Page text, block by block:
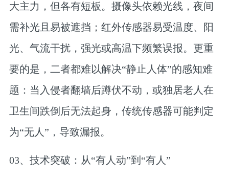
大主力，但各有短板。摄像头依赖光线，夜间
需补光且易被遮挡；红外传感器易受温度、阳
光、气流干扰，强光或高温下频繁误报。更重
要的是，二者都难以解决“静止人体”的感知难
题：当入侵者翻墙后蹲伏不动，或独居老人在
卫生间跌倒后无法起身，传统传感器可能判定
为“无人”，导致漏报。
03、技术突破：从“有人动”到“有人”